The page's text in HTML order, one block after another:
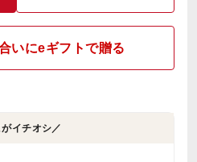
いにeギフトで贈る
イチオシ／